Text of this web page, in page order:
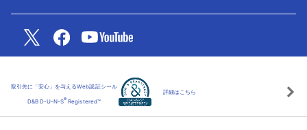
取引先に「安心」を与えるWeb認証シール
D&B D-U-N-S® Registered™
詳細はこちら